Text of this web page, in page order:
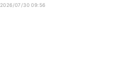
2026/07/30 09:56